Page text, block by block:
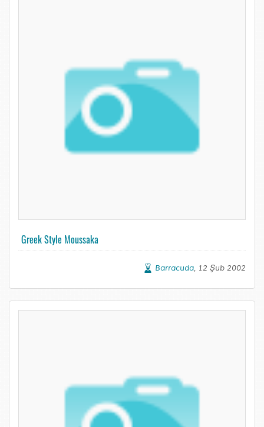
Greek Style Moussaka
Barracuda, 12 Şub 2002